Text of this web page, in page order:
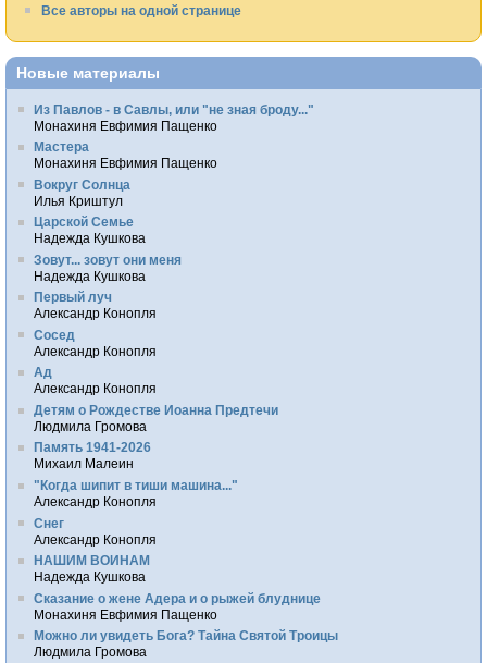
Все авторы на одной странице
Новые материалы
Из Павлов - в Савлы, или "не зная броду..."
Монахиня Евфимия Пащенко
Мастера
Монахиня Евфимия Пащенко
Вокруг Солнца
Илья Криштул
Царской Семье
Надежда Кушкова
Зовут... зовут они меня
Надежда Кушкова
Первый луч
Александр Конопля
Сосед
Александр Конопля
Ад
Александр Конопля
Детям о Рождестве Иоанна Предтечи
Людмила Громова
Память 1941-2026
Михаил Малеин
"Когда шипит в тиши машина..."
Александр Конопля
Снег
Александр Конопля
НАШИМ ВОИНАМ
Надежда Кушкова
Сказание о жене Адера и о рыжей блуднице
Монахиня Евфимия Пащенко
Можно ли увидеть Бога? Тайна Святой Троицы
Людмила Громова